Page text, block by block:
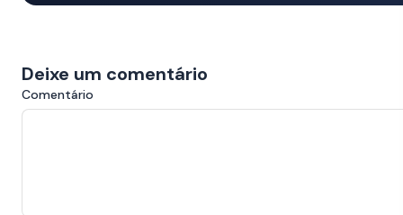
Deixe um comentário
Comentário